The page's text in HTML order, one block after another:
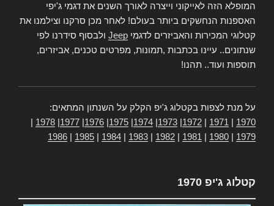
המופלא הזה לאייקוני וייצרה לאורך השנים את דגמי ג'יפי
האספנות הנחשקים ביותר בעולם! לאחר מכן סרקנו וצילמנו את
קטלוגי המכירות והאביזרים לדגמי Jeep ולבסוף סידרנו לפי
שנתונים.. עיינו בכתבות ,תמונות, מפרטים טכנים, אביזרים,
תוספות ועוד.. תהנו!
על מנת לצפות בקטלוג ג'יפ הקלק על השנתון המתאים:
1970
1971
1972
1973
1974
1975
1976
1977
1978
1979
1980
1981
1982
1983
1984
1985
1986
קטלוג ג'יפ 1970